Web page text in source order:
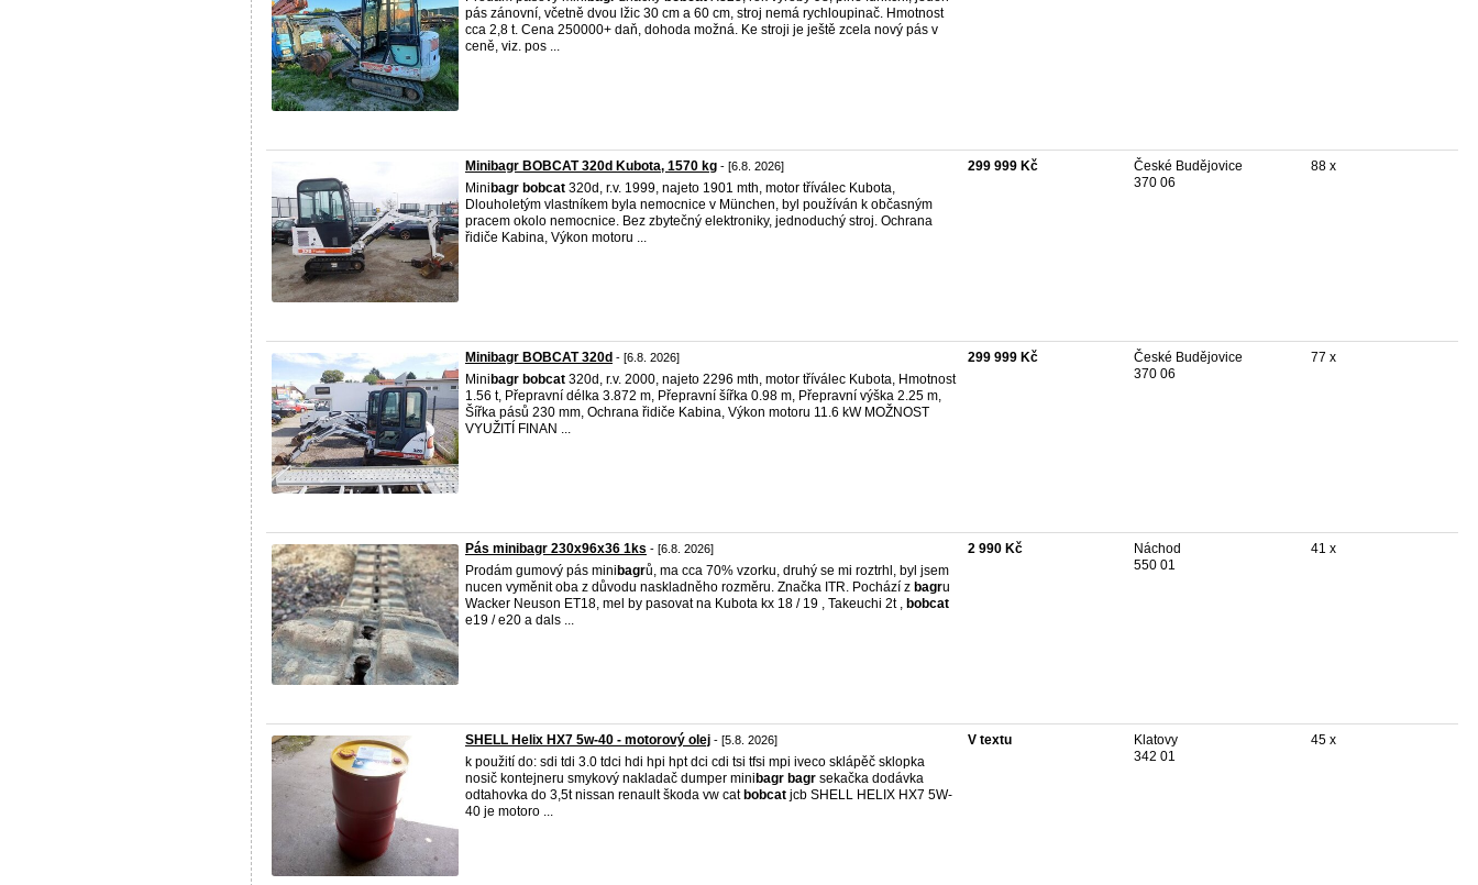
pás zánovní, včetně dvou lžic 30 cm a 60 cm, stroj nemá rychloupinač. Hmotnost
cca 2,8 t. Cena 250000+ daň, dohoda možná. Ke stroji je ještě zcela nový pás v
ceně, viz. pos ...
Minibagr BOBCAT 320d Kubota, 1570 kg - [6.8. 2026]
Mini bagr bobcat 320d, r.v. 1999, najeto 1901 mth, motor tříválec Kubota,
Dlouholetým vlastníkem byla nemocnice v München, byl používán k občasným
pracem okolo nemocnice. Bez zbytečný elektroniky, jednoduchý stroj. Ochrana
řidiče Kabina, Výkon motoru ...
299 999 Kč
České Budějovice
370 06
88 x
Minibagr BOBCAT 320d - [6.8. 2026]
Mini bagr bobcat 320d, r.v. 2000, najeto 2296 mth, motor tříválec Kubota, Hmotnost
1.56 t, Přepravní délka 3.872 m, Přepravní šířka 0.98 m, Přepravní výška 2.25 m,
Šířka pásů 230 mm, Ochrana řidiče Kabina, Výkon motoru 11.6 kW MOŽNOST
VYUŽITÍ FINAN ...
299 999 Kč
České Budějovice
370 06
77 x
Pás minibagr 230x96x36 1ks - [6.8. 2026]
Prodám gumový pás mini bagrů, ma cca 70% vzorku, druhý se mi roztrhl, byl jsem
nucen vyměnit oba z důvodu naskladněho rozměru. Značka ITR. Pochází z bagru
Wacker Neuson ET18, mel by pasovat na Kubota kx 18 / 19 , Takeuchi 2t , bobcat
e19 / e20 a dals ...
2 990 Kč
Náchod
550 01
41 x
SHELL Helix HX7 5w-40 - motorový olej - [5.8. 2026]
k použití do: sdi tdi 3.0 tdci hdi hpi hpt dci cdi tsi tfsi mpi iveco sklápěč sklopka
nosič kontejneru smykový nakladač dumper mini bagr bagr sekačka dodávka
odtahovka do 3,5t nissan renault škoda vw cat bobcat jcb SHELL HELIX HX7 5W-
40 je motoro ...
V textu
Klatovy
342 01
45 x